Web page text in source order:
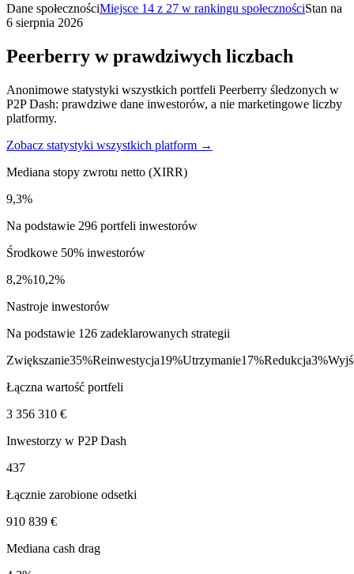
Dane społecznościMiejsce 14 z 27 w rankingu społecznościStan na
6 sierpnia 2026
Peerberry w prawdziwych liczbach
Anonimowe statystyki wszystkich portfeli Peerberry śledzonych w
P2P Dash: prawdziwe dane inwestorów, a nie marketingowe liczby
platformy.
Zobacz statystyki wszystkich platform →
Mediana stopy zwrotu netto (XIRR)
9,3%
Na podstawie 296 portfeli inwestorów
Środkowe 50% inwestorów
8,2%10,2%
Nastroje inwestorów
Na podstawie 126 zadeklarowanych strategii
Zwiększanie35%Reinwestycja19%Utrzymanie17%Redukcja3%
Łączna wartość portfeli
3 356 310 €
Inwestorzy w P2P Dash
437
Łącznie zarobione odsetki
910 839 €
Mediana cash drag